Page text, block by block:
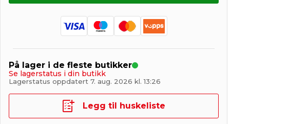
På lager i de fleste butikker
Se lagerstatus i din butikk
Lagerstatus oppdatert 7. aug. 2026 kl. 13:26
Legg til huskeliste